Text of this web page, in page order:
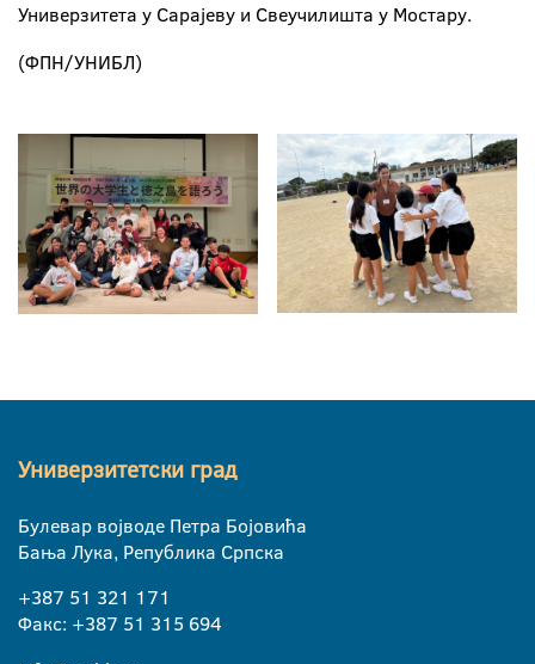
Универзитета у Сарајеву и Свеучилишта у Мостару.
(ФПН/УНИБЛ)
Универзитетски град
Булевар војводе Петра Бојовића
Бања Лука, Република Српска
+387 51 321 171
Факс: +387 51 315 694